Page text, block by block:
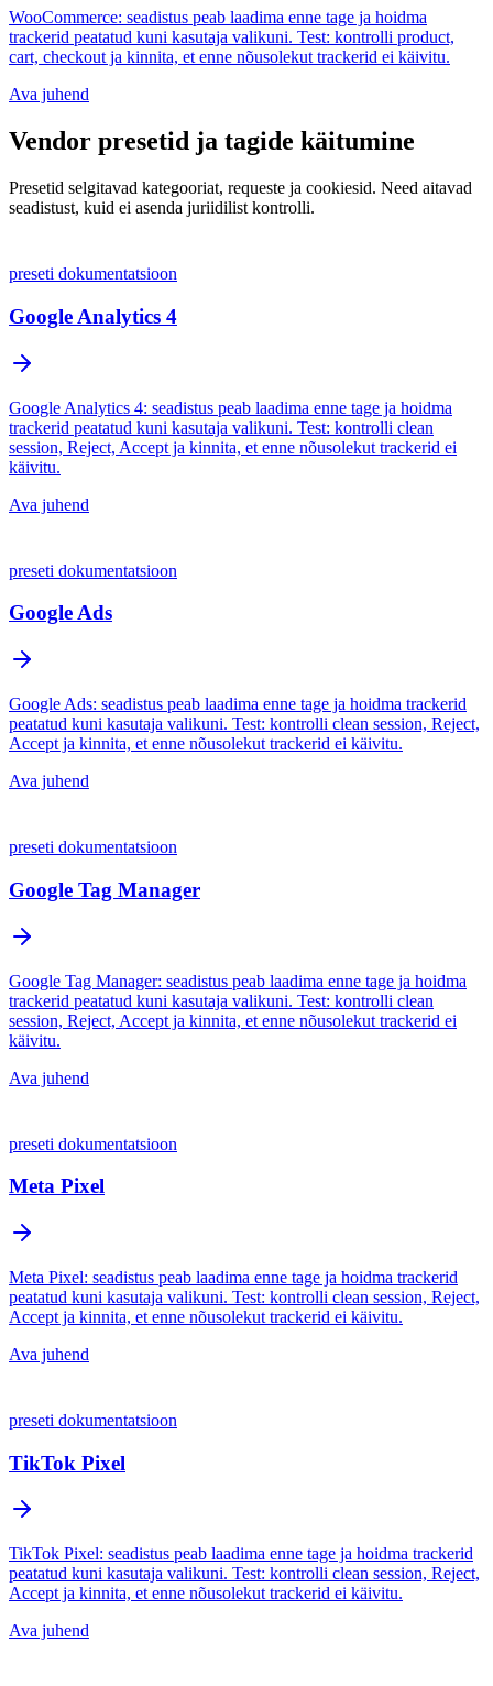
WooCommerce: seadistus peab laadima enne tage ja hoidma
trackerid peatatud kuni kasutaja valikuni. Test: kontrolli product,
cart, checkout ja kinnita, et enne nõusolekut trackerid ei käivitu.
Ava juhend
Vendor presetid ja tagide käitumine
Presetid selgitavad kategooriat, requeste ja cookiesid. Need aitavad
seadistust, kuid ei asenda juriidilist kontrolli.
preseti dokumentatsioon
Google Analytics 4
Google Analytics 4: seadistus peab laadima enne tage ja hoidma
trackerid peatatud kuni kasutaja valikuni. Test: kontrolli clean
session, Reject, Accept ja kinnita, et enne nõusolekut trackerid ei
käivitu.
Ava juhend
preseti dokumentatsioon
Google Ads
Google Ads: seadistus peab laadima enne tage ja hoidma trackerid
peatatud kuni kasutaja valikuni. Test: kontrolli clean session, Reject,
Accept ja kinnita, et enne nõusolekut trackerid ei käivitu.
Ava juhend
preseti dokumentatsioon
Google Tag Manager
Google Tag Manager: seadistus peab laadima enne tage ja hoidma
trackerid peatatud kuni kasutaja valikuni. Test: kontrolli clean
session, Reject, Accept ja kinnita, et enne nõusolekut trackerid ei
käivitu.
Ava juhend
preseti dokumentatsioon
Meta Pixel
Meta Pixel: seadistus peab laadima enne tage ja hoidma trackerid
peatatud kuni kasutaja valikuni. Test: kontrolli clean session, Reject,
Accept ja kinnita, et enne nõusolekut trackerid ei käivitu.
Ava juhend
preseti dokumentatsioon
TikTok Pixel
TikTok Pixel: seadistus peab laadima enne tage ja hoidma trackerid
peatatud kuni kasutaja valikuni. Test: kontrolli clean session, Reject,
Accept ja kinnita, et enne nõusolekut trackerid ei käivitu.
Ava juhend